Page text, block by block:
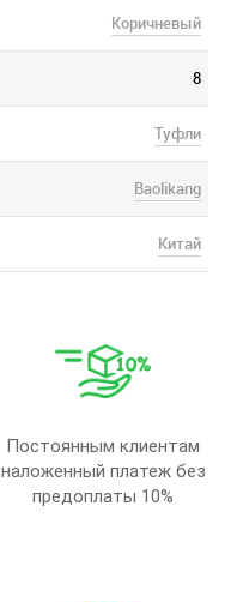
Коричневый
8
Туфли
Baolikang
Китай
Постоянным клиентам
наложенный платеж без
предоплаты 10%